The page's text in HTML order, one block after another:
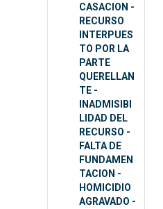
CASACION -
RECURSO
INTERPUES
TO POR LA
PARTE
QUERELLAN
TE -
INADMISIBI
LIDAD DEL
RECURSO -
FALTA DE
FUNDAMEN
TACION -
HOMICIDIO
AGRAVADO -